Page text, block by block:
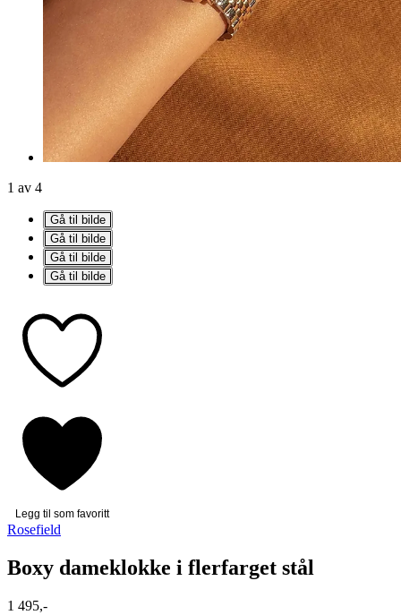
1 av 4
Gå til bilde
Gå til bilde
Gå til bilde
Gå til bilde
Legg til som favoritt
Rosefield
Boxy dameklokke i flerfarget stål
1 495,-